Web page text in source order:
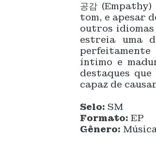
공감
tom, e apesar
outros
estreia uma
íntimo e
destaques
capaz de
Selo:SM
Formato: EP
Gênero: